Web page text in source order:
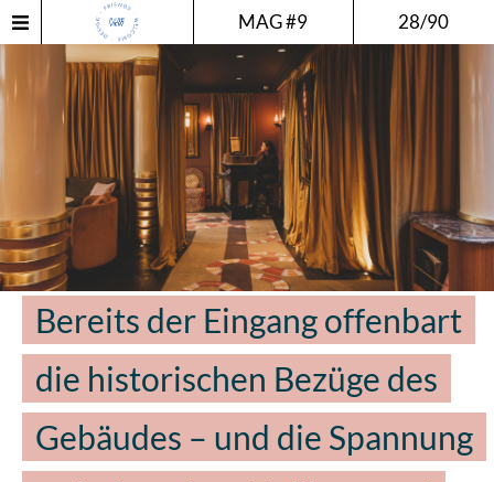
MAG #9 28/90
Bereits der Eingang offenbart
die historischen Bezüge des
Gebäudes – und die Spannung